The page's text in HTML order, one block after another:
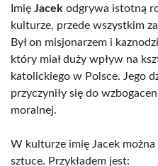
Imię Jacek odgrywa istotną
kulturze, przede wszystkim
Był on misjonarzem i
który miał duży wpływ na
katolickiego w Polsce. Jego
przyczyniły się do
moralnej.
W kulturze imię Jacek
sztuce. Przykładem jest: